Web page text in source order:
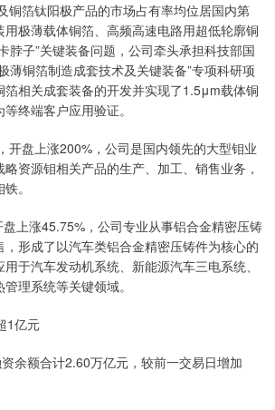
铜箔钛阳极产品的市场占有率均位居国内第
极薄载体铜箔、高频高速电路用超低轮廓铜
脖子”关键装备问题，公司牵头承担科技部国
薄铜箔制造成套技术及关键装备”专项科研项
箔相关成套装备的开发并实现了1.5μm载体铜
终端客户应用验证。
开盘上涨200%，公司是国内领先的大型钼业
资源钼相关产品的生产、加工、销售业务，
。
上涨45.75%，公司专业从事铝合金精密压铸
形成了以汽车类铝合金精密压铸件为核心的
于汽车发动机系统、新能源汽车三电系统、
理系统等关键领域。
1亿元
余额合计2.60万亿元，较前一交易日增加